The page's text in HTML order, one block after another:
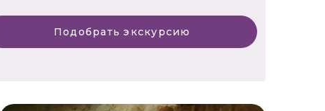
Подобрать экскурсию